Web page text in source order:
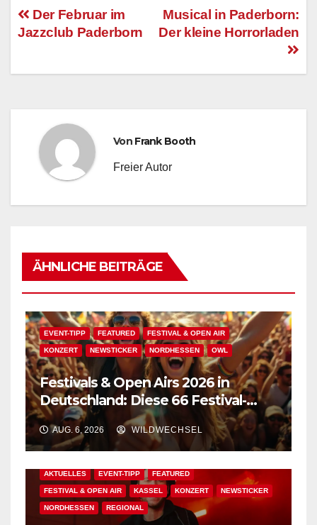
Beitragsnavigation
Musical in Paderborn:
Der kleine Horrorladen
Der Februar im
Jazzclub Paderborn
Von Frank Booth
Freier Autor
ÄHNLICHE BEITRÄGE
EVENT-TIPP FEATURED FESTIVAL & OPEN AIR
KONZERT NEWSTICKER NORDHESSEN OWL
Festivals & Open Airs 2026 in
Deutschland: Diese 66 Festival-
Events warten auf Dich!
AUG. 6, 2026 WILDWECHSEL
AKTUELLES EVENT-TIPP FEATURED
FESTIVAL & OPEN AIR KASSEL KONZERT NEWSTICKER
NORDHESSEN REGIONAL